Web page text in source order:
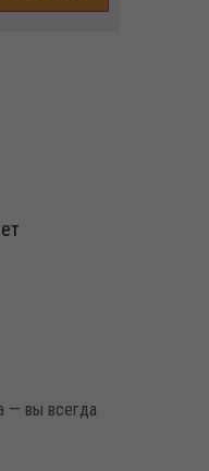
— вы всегда